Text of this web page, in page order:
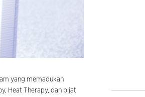
yang memadukan
Heat Therapy, dan pijat